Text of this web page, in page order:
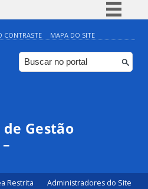
Simplifique!
Comunica BR
Participe
Canais
CONTRASTE MAPA DO SITE
Gestão
Restrita Administradores do Site